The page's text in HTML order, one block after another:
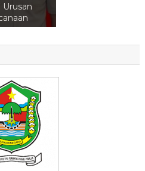
Urusan